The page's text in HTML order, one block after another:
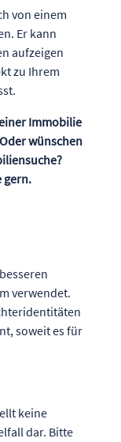
von einem
Er kann
aufzeigen
zu Ihrem
Immobilie
wünschen
gern.
verwendet.
soweit es für
keine
dar. Bitte